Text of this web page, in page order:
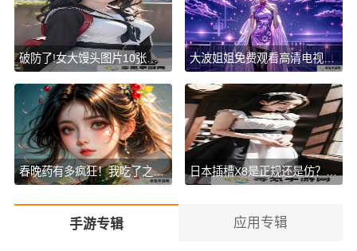
破防了!女大馒头图片10张，竟然暗藏这些惊人秘密!谁懂啊? 大波姐姐免费观看高清电视剧韩剧！这些必看剧集你绝对不容错过！
春晚药有多疯狂！我吃了之后竟然这样变了，大家都震惊了！
手游专辑 应用专辑